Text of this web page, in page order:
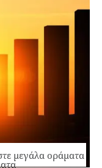
μεγάλα οράματα